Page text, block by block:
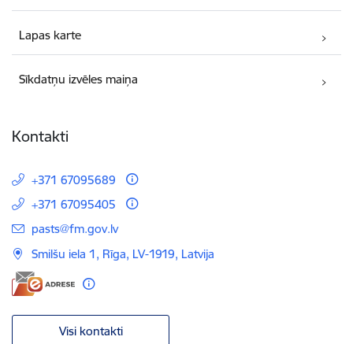
Lapas karte
Sīkdatņu izvēles maiņa
Kontakti
+371 67095689
+371 67095405
E-pasts:
pasts@fm.gov.lv
Smilšu iela 1, Rīga, LV-1919, Latvija
Visi kontakti